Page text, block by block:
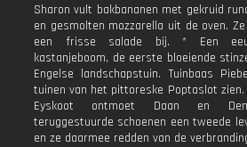
Sharon vult bakbananen met gekruid
en gesmolten mozzarella uit de oven.
een frisse salade bij. * Een
kastanjeboom, de eerste bloeiende
Engelse landschapstuin. Tuinbaas
tuinen van het pittoreske Poptaslot zien.
Eyskoot ontmoet Daan en
teruggestuurde schoenen een tweede
en ze daarmee redden van de